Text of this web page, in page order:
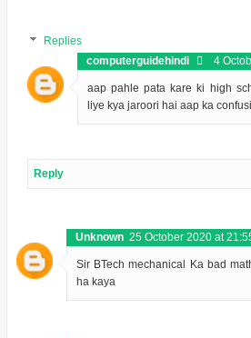
Replies
computerguidehindi
4
aap pahle pata kare ki high
liye kya jaroori hai aap ka
Reply
Unknown 25 October 2020 at
Sir BTech mechanical Ka bad
ha kaya